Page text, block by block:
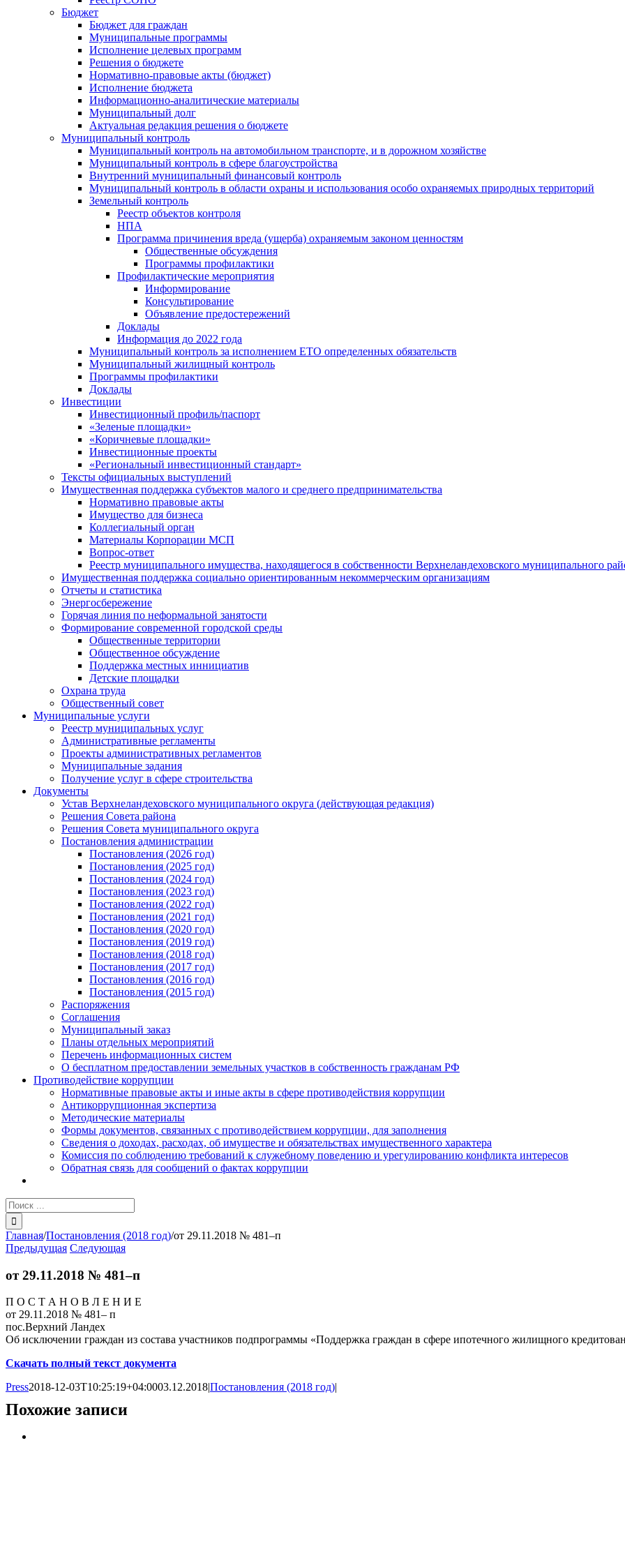
Бюджет
Бюджет для граждан
Муниципальные программы
Исполнение целевых программ
Решения о бюджете
Нормативно-правовые акты (бюджет)
Исполнение бюджета
Информационно-аналитические материалы
Муниципальный долг
Актуальная редакция решения о бюджете
Муниципальный контроль
Муниципальный контроль на автомобильном транспорте, и в дорожном хозяйстве
Муниципальный контроль в сфере благоустройства
Внутренний муниципальный финансовый контроль
Муниципальный контроль в области охраны и использования особо охраняемых природных территорий
Земельный контроль
Реестр объектов контроля
НПА
Программа причинения вреда (ущерба) охраняемым законом ценностям
Общественные обсуждения
Программы профилактики
Профилактические мероприятия
Информирование
Консультирование
Объявление предостережений
Доклады
Информация до 2022 года
Муниципальный контроль за исполнением ЕТО определенных обязательств
Муниципальный жилищный контроль
Программы профилактики
Доклады
Инвестиции
Инвестиционный профиль/паспорт
«Зеленые площадки»
«Коричневые площадки»
Инвестиционные проекты
«Региональный инвестиционный стандарт»
Тексты официальных выступлений
Имущественная поддержка субъектов малого и среднего предпринимательства
Нормативно правовые акты
Имущество для бизнеса
Коллегиальный орган
Материалы Корпорации МСП
Вопрос-ответ
Реестр муниципального имущества, находящегося в собственности Верхнеландеховского муниципального
Имущественная поддержка социально ориентированным некоммерческим организациям
Отчеты и статистика
Энергосбережение
Горячая линия по неформальной занятости
Формирование современной городской среды
Общественные территории
Общественное обсуждение
Поддержка местных иннициатив
Детские площадки
Охрана труда
Общественный совет
Муниципальные услуги
Реестр муниципальных услуг
Административные регламенты
Проекты административных регламентов
Муниципальные задания
Получение услуг в сфере строительства
Документы
Устав Верхнеландеховского муниципального округа (действующая редакция)
Решения Совета района
Решения Совета муниципального округа
Постановления администрации
Постановления (2026 год)
Постановления (2025 год)
Постановления (2024 год)
Постановления (2023 год)
Постановления (2022 год)
Постановления (2021 год)
Постановления (2020 год)
Постановления (2019 год)
Постановления (2018 год)
Постановления (2017 год)
Постановления (2016 год)
Постановления (2015 год)
Распоряжения
Соглашения
Муниципальный заказ
Планы отдельных мероприятий
Перечень информационных систем
О бесплатном предоставлении земельных участков в собственность гражданам РФ
Противодействие коррупции
Нормативные правовые акты и иные акты в сфере противодействия коррупции
Антикоррупционная экспертиза
Методические материалы
Формы документов, связанных с противодействием коррупции, для заполнения
Сведения о доходах, расходах, об имуществе и обязательствах имущественного характера
Комиссия по соблюдению требований к служебному поведению и урегулированию конфликта интересов
Обратная связь для сообщений о фактах коррупции
Результат
поиска:
Главная/Постановления (2018 год)/от 29.11.2018 № 481–п
Предыдущая Следующая
от 29.11.2018 № 481–п
П О С Т А Н О В Л Е Н И Е
от 29.11.2018 № 481– п
пос.Верхний Ландех
Об исключении граждан из состава участников подпрограммы «Поддержка граждан в сфере ипотечного жилищного
Скачать полный текст документа
Press2018-12-03T10:25:19+04:0003.12.2018|Постановления (2018 год)|
Похожие записи